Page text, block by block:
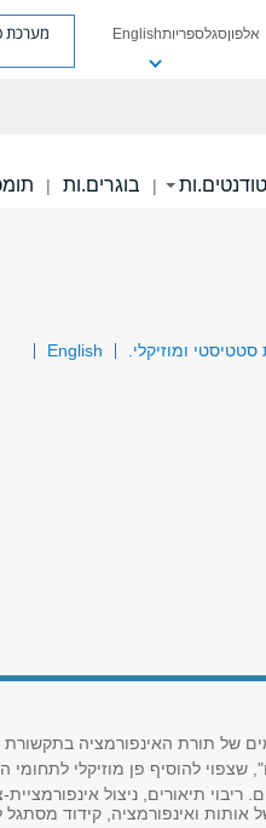
אלפוןסגלספריותEnglish מערכת
| בוגרים.ות |
ומוזיקלי. English
להוסיף פן מוזיקלי לתחומי
ריבוי תיאורים, ניצול
ואינפורמציה, קידוד מסתגל